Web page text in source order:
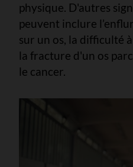
physique. D'autres
peuvent inclure
sur un os, la difficulté
la fracture d'un os
le cancer.